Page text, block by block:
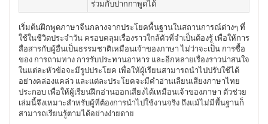
ร่วมกับปากกาพูดได้
เริ่มต้นฝึกพูดภาษาจีนกลางจากประโยคพื้นฐานในสถานการณ์ต่างๆ ที่
ใช้ในชีวิตประจำวัน ครอบคลุมเรื่องราวใกล้ตัวที่จำเป็นต้องรู้ เพื่อให้การ
สื่อสารกับผู้อื่นเป็นธรรมชาติเหมือนเจ้าของภาษา ไม่ว่าจะเป็น การซื้อ
ของ การถามทาง การรับประทานอาหาร และอีกหลายเรื่องราวน่าสนใจ
ในแต่ละหัวข้อจะมีรูปประโยค เพื่อให้ผู้เรียนสามารถนำไปปรับใช้ได้
อย่างคล่องแคล่ว และแต่ละประโยคจะมีคำอ่านเลียนเสียงภาษาไทย
ประกอบ เพื่อให้ผู้เรียนฝึกอ่านออกเสียงได้เหมือนเจ้าของภาษา ตัวช่วย
เล่มนี้จึงเหมาะสำหรับผู้ที่ต้องการนำไปใช้งานจริง ถึงแม้ไม่มีพื้นฐานก็
สามารถเรียนรู้ตามได้อย่างง่ายดาย